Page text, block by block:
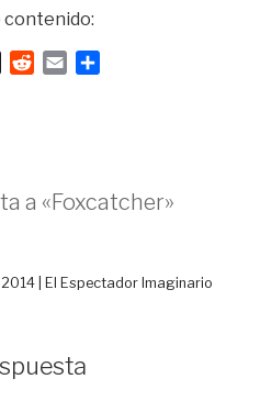
X
t
a «Foxcatcher»
| El Espectador Imaginario